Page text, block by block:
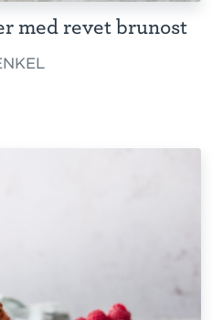
med revet brunost